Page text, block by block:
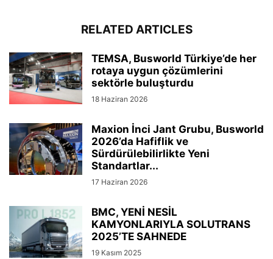
RELATED ARTICLES
TEMSA, Busworld Türkiye’de her
rotaya uygun çözümlerini
sektörle buluşturdu
18 Haziran 2026
Maxion İnci Jant Grubu, Busworld
2026’da Hafiflik ve
Sürdürülebilirlikte Yeni
Standartlar...
17 Haziran 2026
BMC, YENİ NESİL
KAMYONLARIYLA SOLUTRANS
2025’TE SAHNEDE
19 Kasım 2025